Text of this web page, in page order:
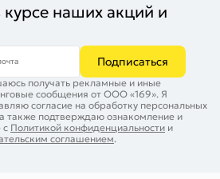
курсе наших акций и
Подписаться
получать рекламные и иные
сообщения от ООО «169». Я
согласие на обработку персональных
также подтверждаю ознакомление и
с Политикой конфиденциальности и
соглашением.